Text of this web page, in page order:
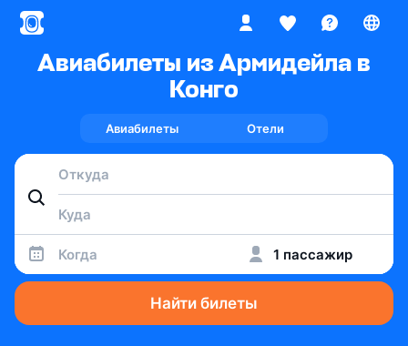
Авиабилеты из Армидейла в
Конго
Авиабилеты Отели
Когда 1 пассажир
Найти билеты